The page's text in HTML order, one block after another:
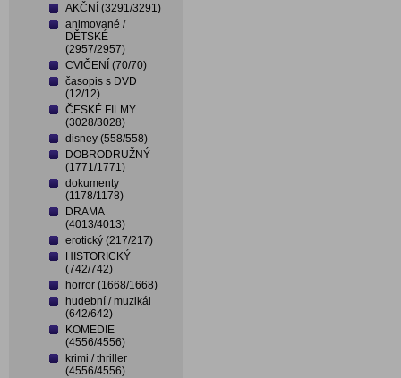
AKČNÍ (3291/3291)
animované /
DĚTSKÉ
(2957/2957)
CVIČENÍ (70/70)
časopis s DVD
(12/12)
ČESKÉ FILMY
(3028/3028)
disney (558/558)
DOBRODRUŽNÝ
(1771/1771)
dokumenty
(1178/1178)
DRAMA
(4013/4013)
erotický (217/217)
HISTORICKÝ
(742/742)
horror (1668/1668)
hudební / muzikál
(642/642)
KOMEDIE
(4556/4556)
krimi / thriller
(4556/4556)